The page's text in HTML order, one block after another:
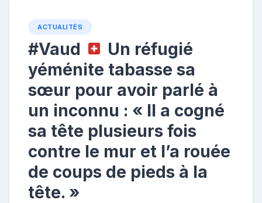
ACTUALITÉS
#Vaud
Un réfugié
yéménite tabasse sa
sœur pour avoir parlé à
un inconnu : « Il a cogné
sa tête plusieurs fois
contre le mur et l’a rouée
de coups de pieds à la
tête. »